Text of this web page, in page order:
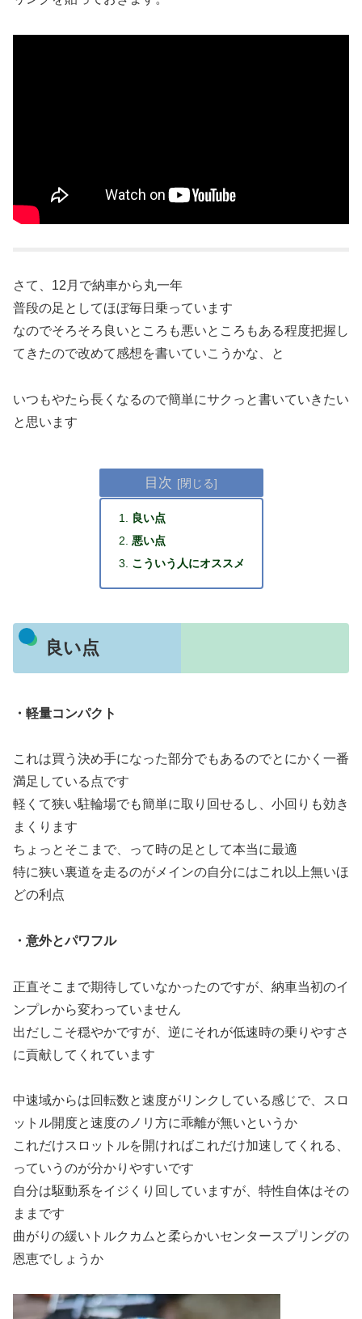
さて、12月で納車から丸一年
普段の足としてほぼ毎日乗っています
なのでそろそろ良いところも悪いところもある程度把握し
てきたので改めて感想を書いていこうかな、と
いつもやたら長くなるので簡単にサクっと書いていきたい
と思います
目次
良い点
悪い点
こういう人にオススメ
良い点
・軽量コンパクト
これは買う決め手になった部分でもあるのでとにかく一番
満足している点です
軽くて狭い駐輪場でも簡単に取り回せるし、小回りも効き
まくります
ちょっとそこまで、って時の足として本当に最適
特に狭い裏道を走るのがメインの自分にはこれ以上無いほ
どの利点
・意外とパワフル
正直そこまで期待していなかったのですが、納車当初のイ
ンプレから変わっていません
出だしこそ穏やかですが、逆にそれが低速時の乗りやすさ
に貢献してくれています
中速域からは回転数と速度がリンクしている感じで、スロ
ットル開度と速度のノリ方に乖離が無いというか
これだけスロットルを開ければこれだけ加速してくれる、
っていうのが分かりやすいです
自分は駆動系をイジくり回していますが、特性自体はその
ままです
曲がりの緩いトルクカムと柔らかいセンタースプリングの
恩恵でしょうか